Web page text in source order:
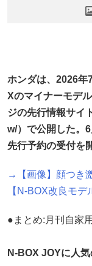
ホンダは、2026年
Xのマイナーモデ
ジの先行情報サ
w/）で公開した。
先行予約の受付を
→【画像】顔つき
【N-BOX改良モデ
●まとめ:月刊自家
N-BOX JOYに人